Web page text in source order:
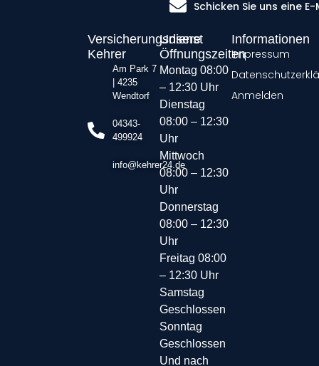
Versicherungsdienst
Kehrer
Am Park 7
| 4235
Wendtorf
04343-
499924
info@kehrer24.de
Unsere
Öffnungszeiten
Montag 08:00
– 12:30 Uhr
Dienstag
08:00 – 12:30
Uhr
Mittwoch
08:00 – 12:30
Uhr
Donnerstag
08:00 – 12:30
Uhr
Freitag 08:00
– 12:30 Uhr
Samstag
Geschlossen
Sonntag
Geschlossen
Und nach
Informationen
Impressum
Anmelden
Schicken Sie uns eine E-